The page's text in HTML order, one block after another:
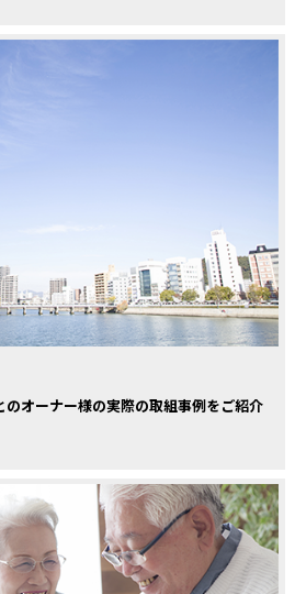
オーナー様の実際の取組事例をご紹介